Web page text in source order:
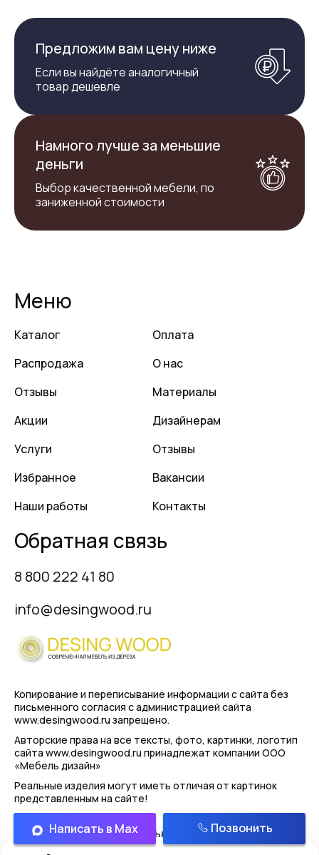
Предложим вам цену ниже
Если вы найдёте аналогичный
товар дешевле
Намного лучше за меньшие
деньги
Выбор качественной мебели, по
заниженной стоимости
Меню
Каталог
Распродажа
Отзывы
Акции
Услуги
Избранное
Наши работы
Оплата
О нас
Материалы
Дизайнерам
Отзывы
Вакансии
Контакты
Обратная связь
8 800 222 41 80
info@desingwood.ru
Копирование и переписывание информации с сайта без
письменного согласия с администрацией сайта
www.desingwood.ru запрещено.
Авторские права на все тексты, фото, картинки, логотип
сайта www.desingwood.ru принадлежат компании ООО
«Мебель дизайн»
Реальные изделия могут иметь отличая от картинок
представленным на сайте!
Политика конфиденциальности
Написать в Max Позвонить